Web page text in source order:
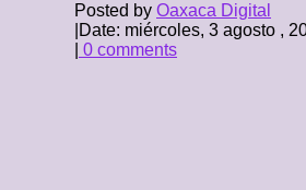
Posted by Oaxaca Digital
Date: miércoles, 3 agosto ,
0 comments